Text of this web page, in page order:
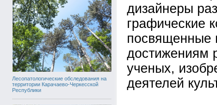
Лесопатологические обследования на
территории Карачаево-Черкесской
Республики
дизайнеры
графические
достижениям
ученых,
деятелей